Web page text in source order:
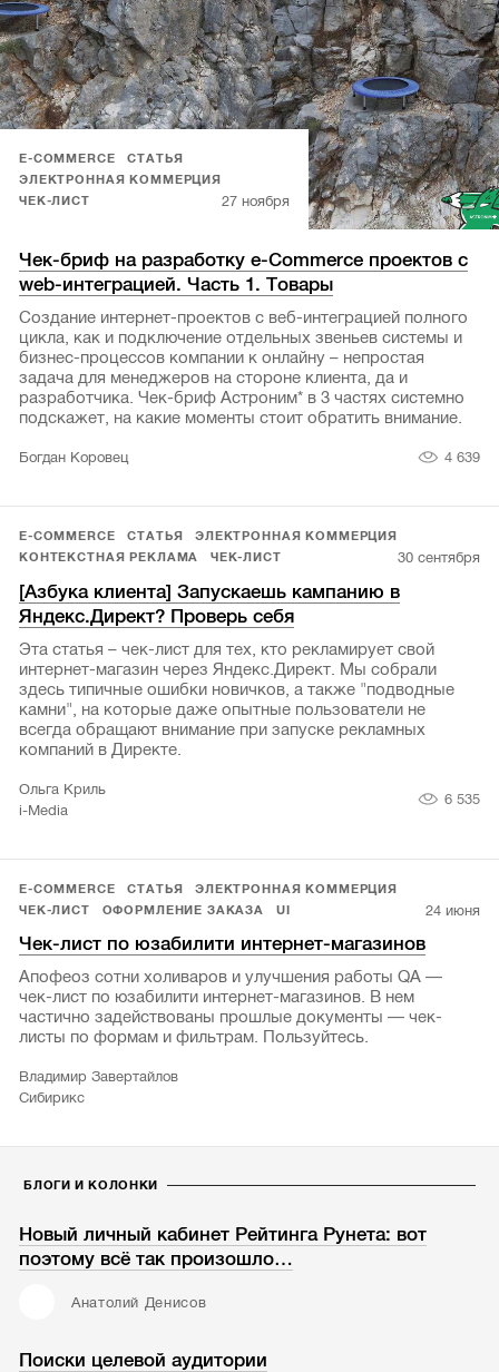
E-COMMERCE
СТАТЬЯ
ЭЛЕКТРОННАЯ КОММЕРЦИЯ
ЧЕК-ЛИСТ
27 ноября
Чек-бриф на разработку e-Commerce проектов с
web-интеграцией. Часть 1. Товары
Создание интернет-проектов с веб-интеграцией полного
цикла, как и подключение отдельных звеньев системы и
бизнес-процессов компании к онлайну – непростая
задача для менеджеров на стороне клиента, да и
разработчика. Чек-бриф Астроним* в 3 частях системно
подскажет, на какие моменты стоит обратить внимание.
Богдан Коровец 4 639
E-COMMERCE СТАТЬЯ
ЭЛЕКТРОННАЯ КОММЕРЦИЯ
КОНТЕКСТНАЯ РЕКЛАМА
ЧЕК-ЛИСТ 30 сентября
[Азбука клиента] Запускаешь кампанию в
Яндекс.Директ? Проверь себя
Эта статья – чек-лист для тех, кто рекламирует свой
интернет-магазин через Яндекс.Директ. Мы собрали
здесь типичные ошибки новичков, а также "подводные
камни", на которые даже опытные пользователи не
всегда обращают внимание при запуске рекламных
компаний в Директе.
Ольга Криль
i-Media
6 535
E-COMMERCE СТАТЬЯ
ЭЛЕКТРОННАЯ КОММЕРЦИЯ
ЧЕК-ЛИСТ
ОФОРМЛЕНИЕ ЗАКАЗА UI 24 июня
Чек-лист по юзабилити интернет-магазинов
Апофеоз сотни холиваров и улучшения работы QA —
чек-лист по юзабилити интернет-магазинов. В нем
частично задействованы прошлые документы — чек-
листы по формам и фильтрам. Пользуйтесь.
Владимир Завертайлов
Сибирикс
БЛОГИ И КОЛОНКИ
Новый личный кабинет Рейтинга Рунета: вот
поэтому всё так произошло…
Анатолий Денисов
Поиски целевой аудитории